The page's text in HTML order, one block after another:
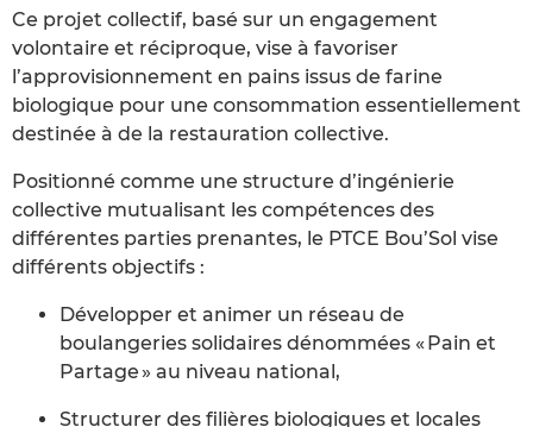
Ce projet collectif, basé sur un engagement
volontaire et réciproque, vise à favoriser
l’approvisionnement en pains issus de farine
biologique pour une consommation essentiellement
destinée à de la restauration collective.
Positionné comme une structure d’ingénierie
collective mutualisant les compétences des
différentes parties prenantes, le PTCE Bou’Sol vise
différents objectifs :
Développer et animer un réseau de
boulangeries solidaires dénommées « Pain et
Partage » au niveau national,
Structurer des filières biologiques et locales